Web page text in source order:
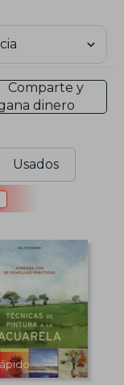
Comparte y
dinero
Usados